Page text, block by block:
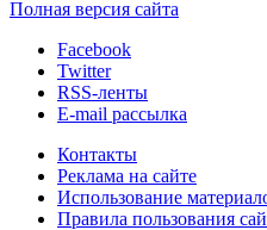
Полная версия сайта
Facebook
Twitter
RSS-ленты
E-mail рассылка
Контакты
Реклама на сайте
Использование
Правила пользования